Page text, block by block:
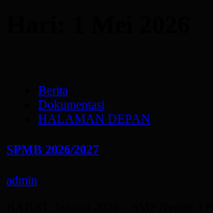
Berita
Dokumentasi
HALAMAN DEPAN
SPMB 2026/2027
admin